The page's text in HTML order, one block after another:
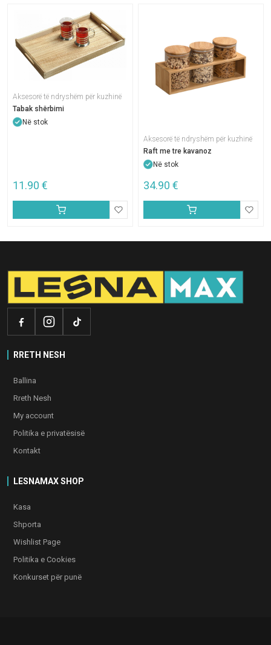
Aksesorë të ndryshëm për kuzhinë
Tabak shërbimi
Në stok
11.90 €
Aksesorë të ndryshëm për kuzhinë
Raft me tre kavanoz
Në stok
34.90 €
RRETH NESH
Ballina
Rreth Nesh
My account
Politika e privatësisë
Kontakt
LESNAMAX SHOP
Kasa
Shporta
Wishlist Page
Politika e Cookies
Konkurset për punë